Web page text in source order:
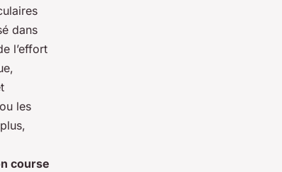
dans
l’effort
les
course